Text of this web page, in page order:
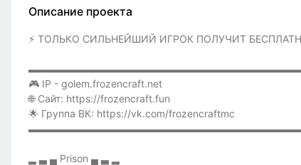
Описание проекта
⚡ ТОЛЬКО СИЛЬНЕЙШИЙ ИГРОК ПОЛУЧИТ
🎮 IP - golem.frozencraft.net
🌐 Сайт: https://frozencraft.fun
🌟 Группа ВК: https://vk.com/frozencraftmc
▂ ▃ ▄ Prison ▄ ▃ ▂